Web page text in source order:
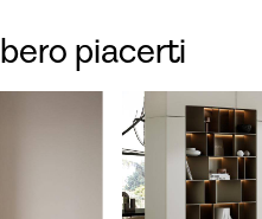
piacerti